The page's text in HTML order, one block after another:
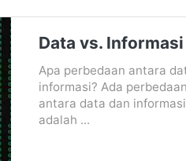
Data vs. Informasi
Apa perbedaan antara
informasi? Ada
antara data dan
adalah ...